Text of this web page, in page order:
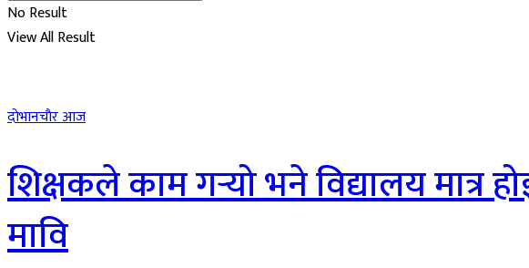
No Result
View All Result
दाेभानचाैर आज
शिक्षकले काम गर्‍यो भने विद्यालय मात्र
मावि